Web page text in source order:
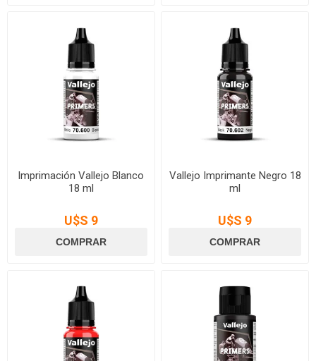
Imprimación Vallejo Blanco
18 ml
U$S 9
Vallejo Imprimante Negro 18
ml
U$S 9